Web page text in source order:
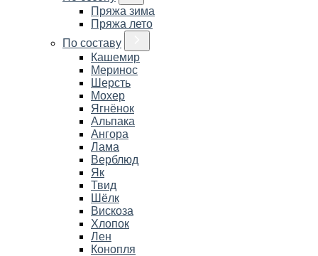
Пряжа зима
Пряжа лето
По составу
Кашемир
Меринос
Шерсть
Мохер
Ягнёнок
Альпака
Ангора
Лама
Верблюд
Як
Твид
Шёлк
Вискоза
Хлопок
Лен
Конопля